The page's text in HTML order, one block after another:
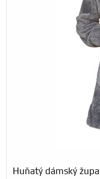
Huňatý dámský